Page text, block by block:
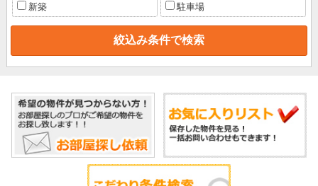
新築 駐車場